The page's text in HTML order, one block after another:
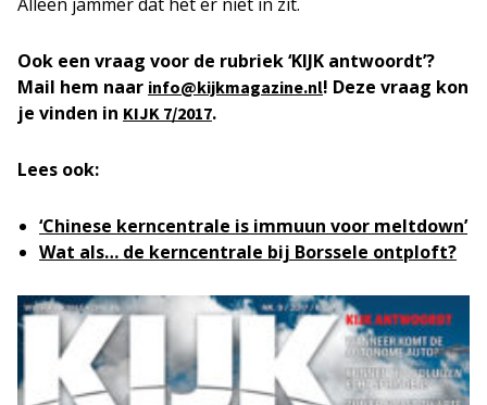
Ook een vraag voor de rubriek ‘KIJK antwoordt’?
Mail hem naar info@kijkmagazine.nl! Deze vraag kon
je vinden in KIJK 7/2017.
Lees ook:
‘Chinese kerncentrale is immuun voor meltdown’
Wat als… de kerncentrale bij Borssele ontploft?